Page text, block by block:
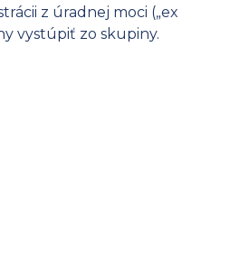
z úradnej moci („ex
vystúpiť zo skupiny.